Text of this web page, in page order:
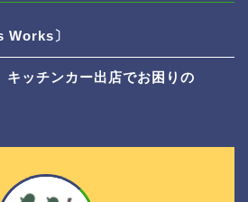
Works〕
キッチンカー出店でお困りの